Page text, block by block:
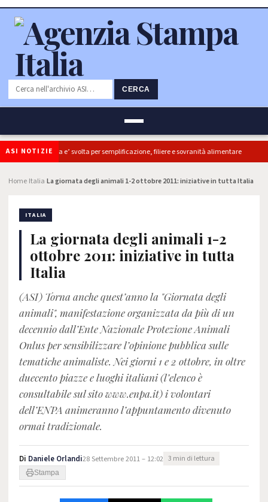
CERCA
ASI NOTIZIE
ok Camera e’ svolta per semplificazione, filiere e sovranità alimentare
Home Italia La giornata degli animali 1-2 ottobre 2011: iniziative in tutta Italia
ITALIA
La giornata degli animali 1-2
ottobre 2011: iniziative in tutta
Italia
(ASI) Torna anche quest’anno la "Giornata degli
animali", manifestazione organizzata da più di un
decennio dall’Ente Nazionale Protezione Animali
Onlus per sensibilizzare l’opinione pubblica sulle
tematiche animaliste. Nei giorni 1 e 2 ottobre, in oltre
duecento piazze e luoghi italiani (l’elenco è
consultabile sul sito www.enpa.it) i volontari
dell’ENPA animeranno l’appuntamento divenuto
ormai tradizionale.
Di Daniele Orlandi28 Settembre 2011 – 12:02 3 min di lettura
Stampa